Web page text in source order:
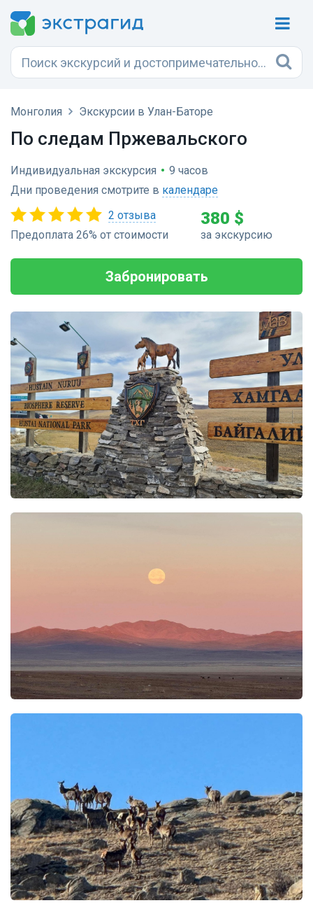
Монголия Экскурсии в Улан-Баторе
По следам Пржевальского
Индивидуальная экскурсия • 9 часов
Дни проведения смотрите в календаре
2 отзыва
Предоплата 26% от стоимости
380 $
за экскурсию
Забронировать